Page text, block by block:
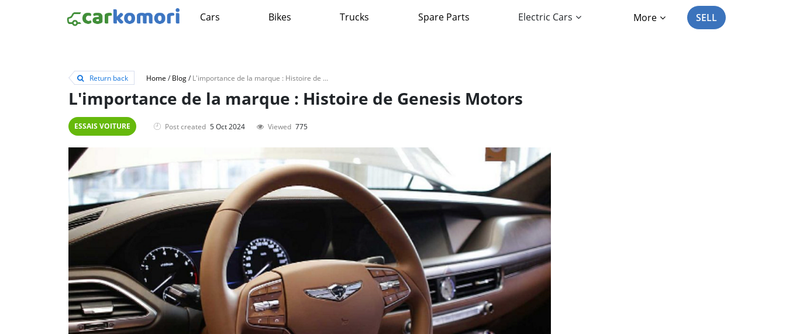
Cars Bikes Trucks Spare Parts Electric Cars More SELL
Return back Home /Blog/ L'importance de la marque : Histoire de Genesis Motors
L'importance de la marque : Histoire de Genesis Motors
ESSAIS VOITURE Post created 5 Oct 2024 Viewed 775